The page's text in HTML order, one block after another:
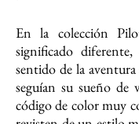
En la colección
significado
sentido de la
seguían su sueño
código de color muy